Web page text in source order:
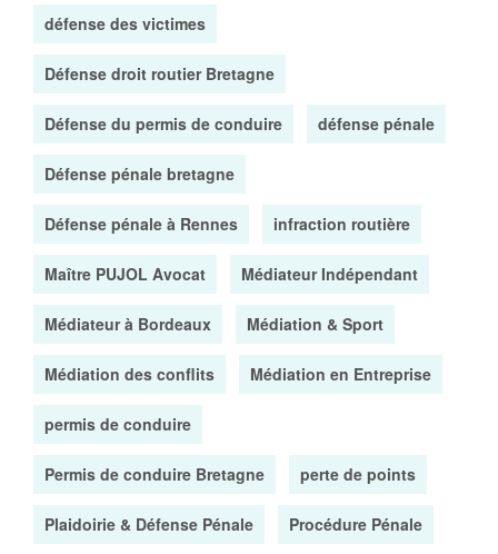
défense des victimes
Défense droit routier Bretagne
Défense du permis de conduire défense pénale
Défense pénale bretagne
Défense pénale à Rennes infraction routière
Maître PUJOL Avocat Médiateur Indépendant
Médiateur à Bordeaux Médiation & Sport
Médiation des conflits Médiation en Entreprise
permis de conduire
Permis de conduire Bretagne perte de points
Plaidoirie & Défense Pénale Procédure Pénale